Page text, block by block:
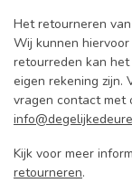
Het retourneren
Wij kunnen
retourreden kan
eigen rekening zijn.
vragen contact met
Kijk voor meer
retourneren.